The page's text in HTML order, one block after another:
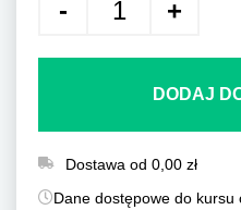
DODAJ
Dostawa od 0,00 zł
Dane dostępowe do